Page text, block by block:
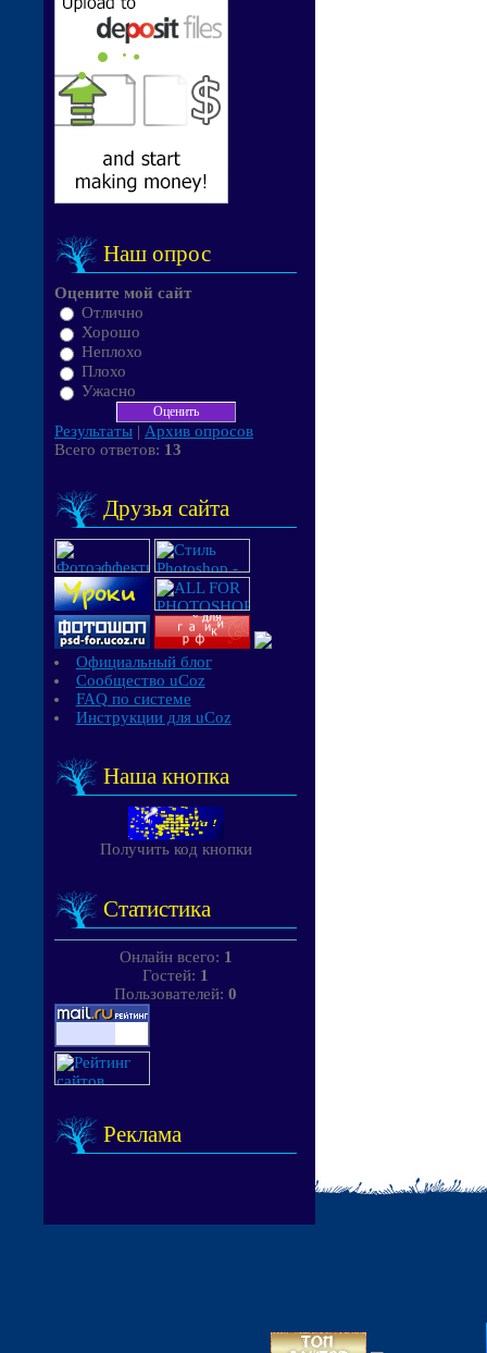
Наш опрос
Оцените мой сайт
Отлично
Хорошо
Неплохо
Плохо
Ужасно
Результаты | Архив опросов
Всего ответов: 13
Друзья сайта
Официальный блог
Сообщество uCoz
FAQ по системе
Инструкции для uCoz
Наша кнопка
Получить код кнопки
Статистика
Онлайн всего: 1
Гостей: 1
Пользователей: 0
Реклама